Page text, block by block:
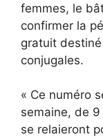
femmes, le
confirmer la
gratuit
conjugales.
« Ce numéro
semaine, de
se relaieront